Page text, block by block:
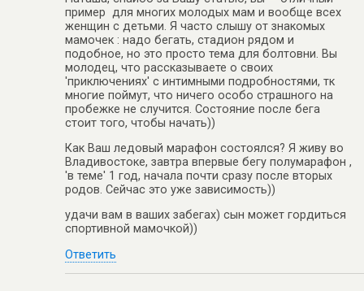
пример для многих молодых мам и вообще всех
женщин с детьми. Я часто слышу от знакомых
мамочек : надо бегать, стадион рядом и
подобное, но это просто тема для болтовни. Вы
молодец, что рассказываете о своих
'приключениях' с интимными подробностями, тк
многие поймут, что ничего особо страшного на
пробежке не случится. Состояние после бега
стоит того, чтобы начать))
Как Ваш ледовый марафон состоялся? Я живу во
Владивостоке, завтра впервые бегу полумарафон ,
'в теме' 1 год, начала почти сразу после вторых
родов. Сейчас это уже зависимость))
удачи вам в ваших забегах) сын может гордиться
спортивной мамочкой))
Ответить